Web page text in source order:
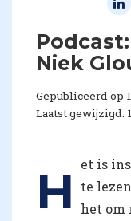
Niek
Gepubliceerd op
Laatst gewijzigd:
H
et is
te
het om